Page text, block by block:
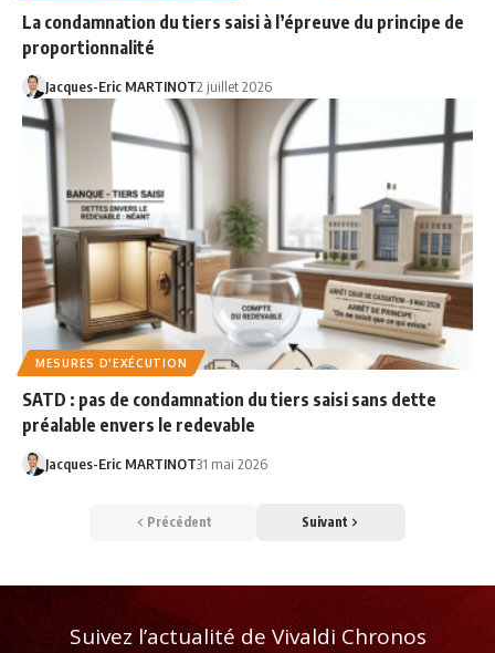
La condamnation du tiers saisi à l’épreuve du principe de
proportionnalité
Jacques-Eric MARTINOT2 juillet 2026
MESURES D'EXÉCUTION
SATD : pas de condamnation du tiers saisi sans dette
préalable envers le redevable
Jacques-Eric MARTINOT31 mai 2026
Précédent Suivant
Suivez l’actualité de Vivaldi Chronos